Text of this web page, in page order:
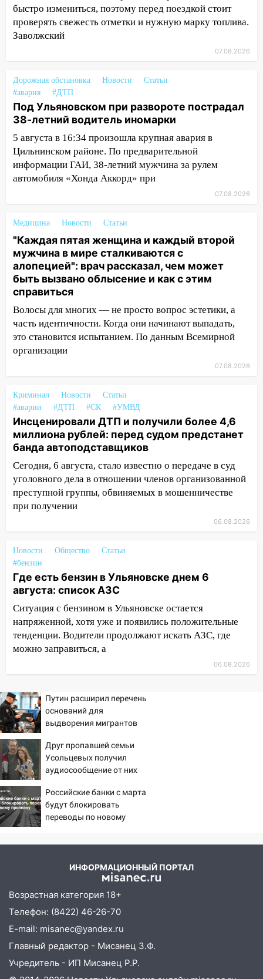
15:00 В Ульяновске после тройного ДТП
госпитализировали 25-летнего байкера
14:08 Пешеход переходил по «зебре»:
подробности серьезной аварии на
Фруктовой
13:30
В Димитровграде на улице
Трудовой горело здание
13:00 Водитель без прав врезался в
припаркованный автомобиль
12:18 Вспыхнул изнутри: в
Железнодорожном районе горела дача
11:33 В Засвияжье под колёса авто
попал мужчина
11:17 В Радищевском районе сгорели
хозяйственные постройки
11:00 В Канадее горел жилой дом
Губернатор Ульяновской области:
10:00
В Ульяновске дотла сгорел
легковой автомобиль
09:39 В Ульяновске будут судить десять
наркодилеров, снабжавших две области
09:25 Вынесли приговор дебоширам,
избившим мужчину в трамвае
08:27
Ульяновская полиция получила
один из шести уникальных автомобилей
07:02
погода в Ульяновске днем 5 августа
06:10 Двое мигрантов изнасиловали 13-
летнюю девочку в центре Ульяновска
06:00 Мертвеца выкопали, посадили в
мешок и попытались утопить в Волге
знак 5 августа
04.08.2026
23:27
Прокуратура проверяет
капремонт школы в посёлке Налейка
22:33
Прокуратура проверяет
спортивные объекты в Старой Майне
21:01
Ульяновцев приглашают сдать
кровь: День донора пройдёт 6 августа
20:17
неделю подряд удерживает самые
Коровы-рекордсменки: в
Ульяновской области выросли надои
молока
18:20 В Ульяновской области до конца
17:27 В Ульяновской области 114 детей-
сирот получили жильё с начала года
быстро измениться, поэтому перед поездкой стоит
проверять свежесть отметки и нужную марку топлива.
Заволжский
07.08.2026
Дорожная обстановка Новости
Статьи
#авария
#ДТП
Под Ульяновском при развороте пострадал
38-летний водитель иномарки
5 августа в 16:34 произошла крупная авария в
Цильнинском районе. По предварительной
информации ГАИ, 38-летний мужчина за рулем
автомобиля «Хонда Аккорд» при
07.08.2026
Медицина Новости Статьи
"Каждая пятая женщина и каждый второй
мужчина в мире сталкиваются с
алопецией": врач рассказал, чем может
быть вызвано облысение и как с этим
справиться
Волосы для многих — не просто вопрос эстетики, а
часть идентичности. Когда они начинают выпадать,
это становится испытанием. По данным Всемирной
организации
07.08.2026
Криминал Новости
Статьи
#аварии
#ДТП #СК #УМВД
Инсценировали ДТП и получили более 4,6
миллиона рублей: перед судом предстанет
банда автоподставщиков
Сегодня, 6 августа, стало известно о передаче в суд
уголовного дела в отношении членов организованной
преступной группы, обвиняемых в мошенничестве
при получении
06.08.2026
Новости Общество
Статьи
#бензин
Где есть бензин в Ульяновске днем 6
августа: список АЗС
Ситуация с бензином в Ульяновске остается
напряженной, хотя уже и появились положительные
тенденции. Водители продолжают искать АЗС, где
можно заправиться, а
06.08.2026
Путин расширил перечень
оснований для
выдворения мигрантов
Друг пропавшей семьи
Усольцевых получил
аудиосообщение от них
Российские банки с марта
будут блокировать
переводы по новому
ИНФОРМАЦИОННЫЙ ПОРТАЛ
Возрастная категория 18+
Телефон: (8422) 46-26-70
E-mail: misanec@yandex.ru
Главный редактор - Мисанец З.Ф.
Учредитель - ИП Мисанец Р.Р.